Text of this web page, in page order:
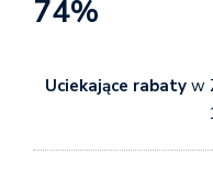
74%
Uciekające rabatyw